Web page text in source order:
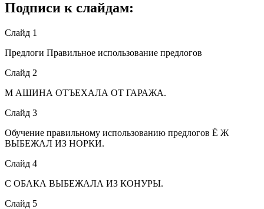
Подписи к слайдам:
Слайд 1
Предлоги Правильное использование предлогов
Слайд 2
М АШИНА ОТЪЕХАЛА ОТ ГАРАЖА.
Слайд 3
Обучение правильному использованию предлогов Ё Ж
ВЫБЕЖАЛ ИЗ НОРКИ.
Слайд 4
С ОБАКА ВЫБЕЖАЛА ИЗ КОНУРЫ.
Слайд 5